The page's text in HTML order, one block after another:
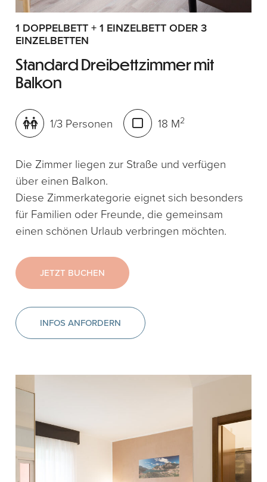
1 DOPPELBETT + 1 EINZELBETT ODER 3
EINZELBETTEN
Standard Dreibettzimmer mit
Balkon
1/3 Personen 18 M2
Die Zimmer liegen zur Straße und verfügen
über einen Balkon.
Diese Zimmerkategorie eignet sich besonders
für Familien oder Freunde, die gemeinsam
einen schönen Urlaub verbringen möchten.
JETZT BUCHEN
INFOS ANFORDERN